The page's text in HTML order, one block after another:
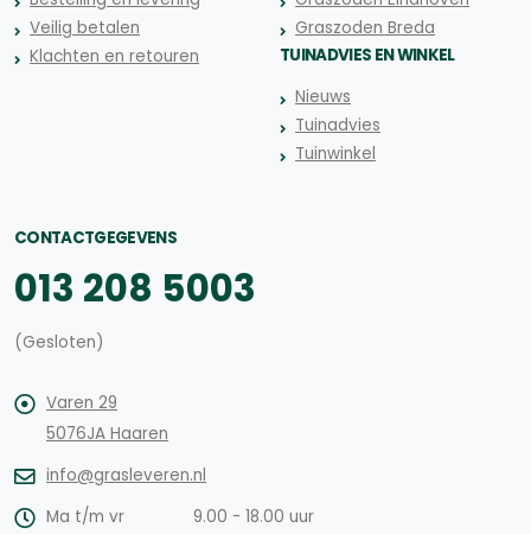
Veilig betalen
Klachten en retouren
Graszoden Breda
TUINADVIES EN WINKEL
Nieuws
Tuinadvies
Tuinwinkel
CONTACTGEGEVENS
013 208 5003
(Gesloten)
Varen 29
5076JA Haaren
info@grasleveren.nl
Ma t/m vr
9.00 - 18.00 uur